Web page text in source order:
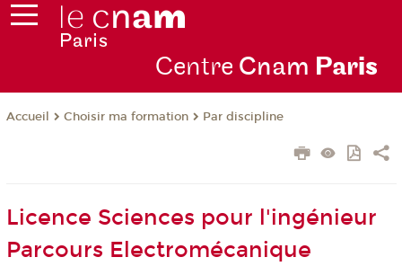
Centre Cnam Paris
Accueil Choisir ma formation Par discipline
Licence Sciences pour l'ingénieur
Parcours Electromécanique